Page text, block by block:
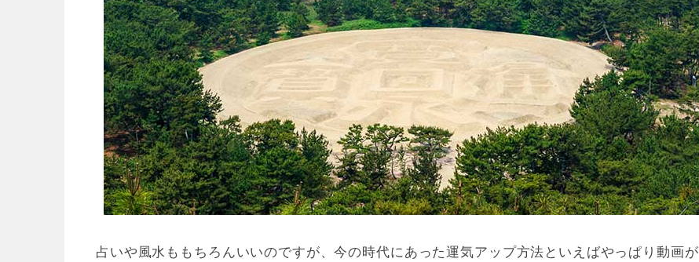
占いや風水ももちろんいいのですが、今の時代にあった運気アップ方法といえばやっぱり動画が